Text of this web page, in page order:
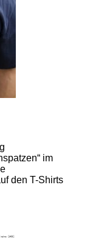
im
den T-Shirts